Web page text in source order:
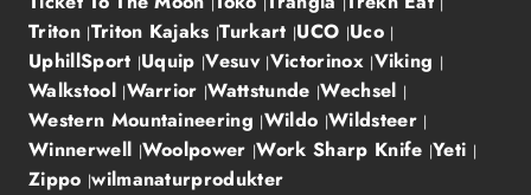
Triton Triton Kajaks Turkart UCO Uco
UphillSport Uquip Vesuv Victorinox Viking
Walkstool Warrior Wattstunde Wechsel
Western Mountaineering Wildo Wildsteer
Winnerwell Woolpower Work Sharp Knife Yeti
Zippo wilmanaturprodukter